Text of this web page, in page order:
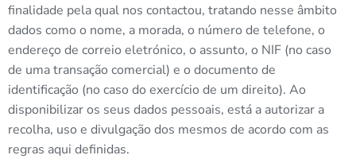
finalidade pela qual nos contactou, tratando nesse âmbito
dados como o nome, a morada, o número de telefone, o
endereço de correio eletrónico, o assunto, o NIF (no caso
de uma transação comercial) e o documento de
identificação (no caso do exercício de um direito). Ao
disponibilizar os seus dados pessoais, está a autorizar a
recolha, uso e divulgação dos mesmos de acordo com as
regras aqui definidas.